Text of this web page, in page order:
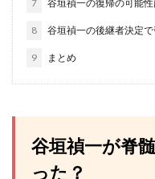
7 谷垣禎一の復帰の可能性
8 谷垣禎一の後継者決定で
9 まとめ
谷垣禎一が脊
った？